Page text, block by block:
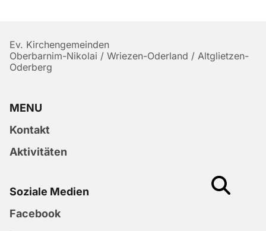
Ev. Kirchengemeinden
Oberbarnim-Nikolai / Wriezen-Oderland / Altglietzen-
Oderberg
MENU
Kontakt
Aktivitäten
Soziale Medien
Facebook